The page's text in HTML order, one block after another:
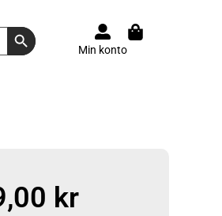
Search Button
Min konto
kr